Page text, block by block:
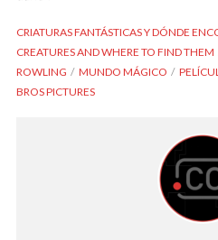
CRIATURAS FANTÁSTICAS Y DÓNDE
CREATURES AND WHERE TO FIND THEM
ROWLING
MUNDO MÁGICO
BROS PICTURES